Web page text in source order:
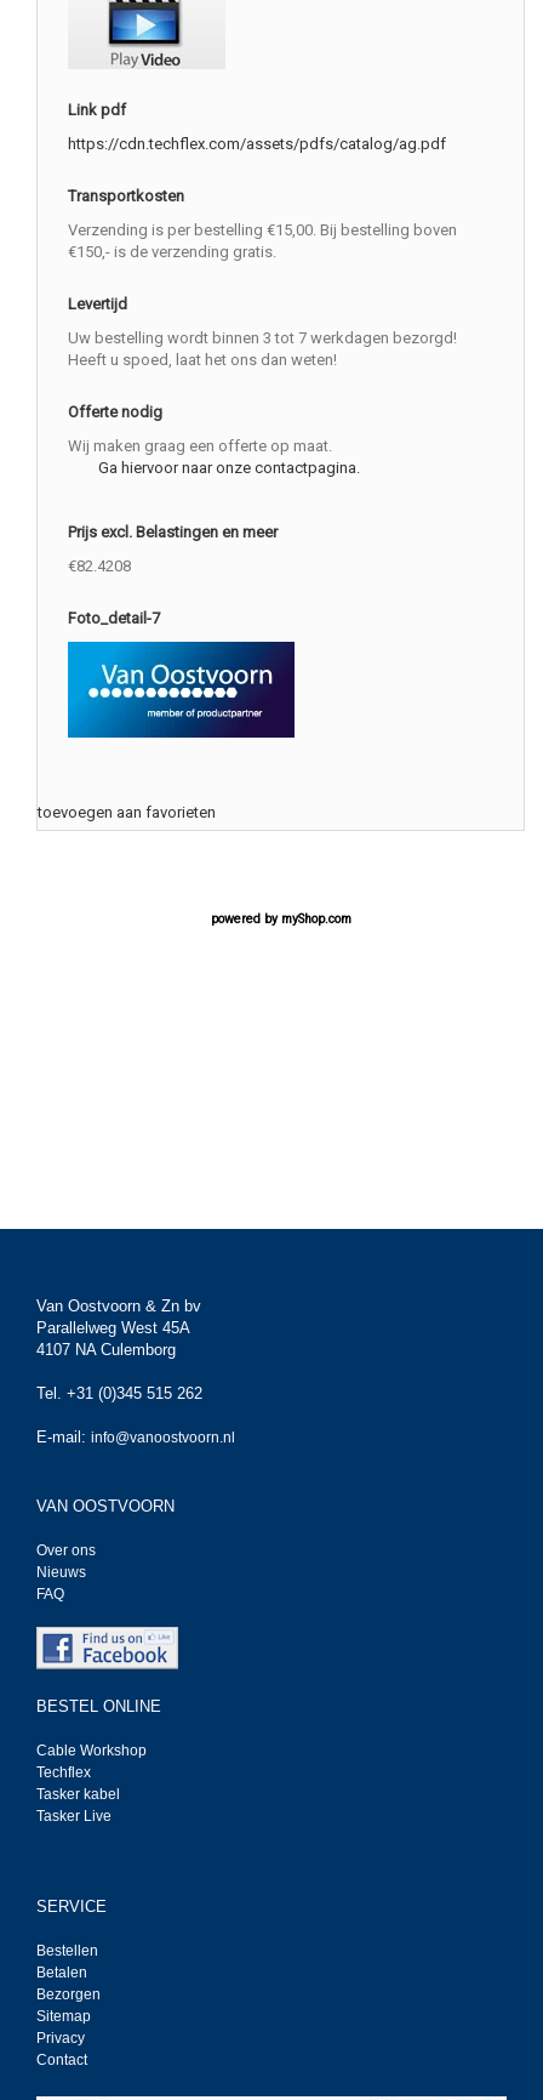
Link pdf
https://cdn.techflex.com/assets/pdfs/catalog/ag.pdf
Transportkosten
Verzending is per bestelling €15,00. Bij bestelling boven
€150,- is de verzending gratis.
Levertijd
Uw bestelling wordt binnen 3 tot 7 werkdagen bezorgd!
Heeft u spoed, laat het ons dan weten!
Offerte nodig
Wij maken graag een offerte op maat.
Ga hiervoor naar onze contactpagina.
Prijs excl. Belastingen en meer
€82.4208
Foto_detail-7
toevoegen aan favorieten
powered by myShop.com
Van Oostvoorn & Zn bv
Parallelweg West 45A
4107 NA Culemborg
Tel. +31 (0)345 515 262
E-mail: info@vanoostvoorn.nl
VAN OOSTVOORN
Over ons
Nieuws
FAQ
BESTEL ONLINE
Cable Workshop
Techflex
Tasker kabel
Tasker Live
SERVICE
Bestellen
Betalen
Bezorgen
Sitemap
Privacy
Contact